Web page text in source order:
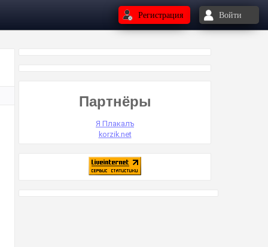
Регистрация Войти
Партнёры
Я Плакалъ
korzik.net